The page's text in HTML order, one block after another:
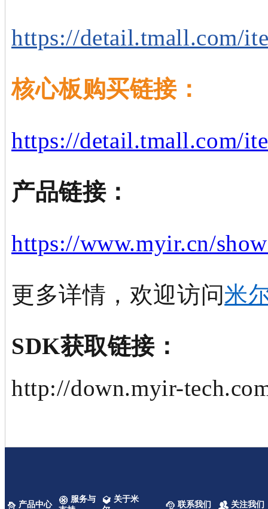
https://detail.tmall.com/
核心板购买链接：
https://detail.tmall.com/
产品链接：
https://www.myir.cn/
更多详情，欢迎访问米
SDK获取链接：
http://down.myir-
产品中心
服务与
关于米
联系我们 关注我们